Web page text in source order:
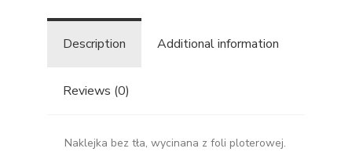
Description Additional information
Reviews (0)
Naklejka bez tła, wycinana z foli ploterowej.